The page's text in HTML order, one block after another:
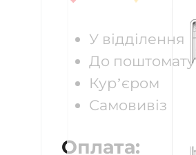
У відділення
До поштомату
Кур’єром
Самовивіз
Оплата: